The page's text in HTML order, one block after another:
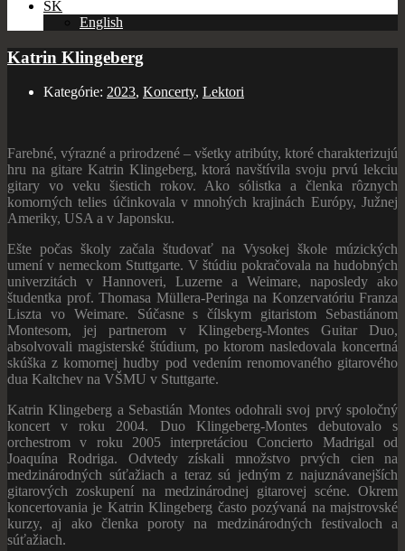
SK
English
Katrin Klingeberg
Kategórie: 2023, Koncerty, Lektori
Farebné, výrazné a prirodzené – všetky atribúty, ktoré charakterizujú
hru na gitare Katrin Klingeberg, ktorá navštívila svoju prvú lekciu
gitary vo veku šiestich rokov. Ako sólistka a členka rôznych
komorných telies účinkovala v mnohých krajinách Európy, Južnej
Ameriky, USA a v Japonsku.
Ešte počas školy začala študovať na Vysokej škole múzických
umení v nemeckom Stuttgarte. V štúdiu pokračovala na hudobných
univerzitách v Hannoveri, Luzerne a Weimare, naposledy ako
študentka prof. Thomasa Müllera-Peringa na Konzervatóriu Franza
Liszta vo Weimare. Súčasne s čílskym gitaristom Sebastiánom
Montesom, jej partnerom v Klingeberg-Montes Guitar Duo,
absolvovali magisterské štúdium, po ktorom nasledovala koncertná
skúška z komornej hudby pod vedením renomovaného gitarového
dua Kaltchev na VŠMU v Stuttgarte.
Katrin Klingeberg a Sebastián Montes odohrali svoj prvý spoločný
koncert v roku 2004. Duo Klingeberg-Montes debutovalo s
orchestrom v roku 2005 interpretáciou Concierto Madrigal od
Joaquína Rodriga. Odvtedy získali množstvo prvých cien na
medzinárodných súťažiach a teraz sú jedným z najuznávanejších
gitarových zoskupení na medzinárodnej gitarovej scéne. Okrem
koncertovania je Katrin Klingeberg často pozývaná na majstrovské
kurzy, aj ako členka poroty na medzinárodných festivaloch a
súťažiach.